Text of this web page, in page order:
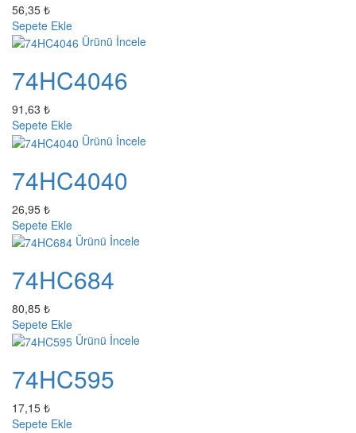
56,35 ₺
Sepete Ekle
Ürünü İncele
74HC4046
91,63 ₺
Sepete Ekle
Ürünü İncele
74HC4040
26,95 ₺
Sepete Ekle
Ürünü İncele
74HC684
80,85 ₺
Sepete Ekle
Ürünü İncele
74HC595
17,15 ₺
Sepete Ekle